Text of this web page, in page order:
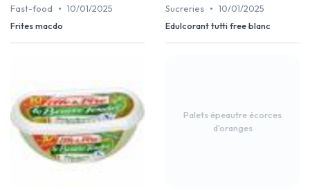
Fast-food • 10/01/2025
Frites macdo
Sucreries • 10/01/2025
Edulcorant tutti free blanc
Palets épeautre écorces
d'oranges